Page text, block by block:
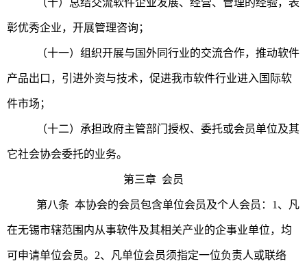
（十）总结交流软件企业发展、经营、管理的经验，表
彰优秀企业，开展管理咨询；
（十一）组织开展与国外同行业的交流合作，推动软件
产品出口，引进外资与技术，促进我市软件行业进入国际软
件市场；
（十二）承担政府主管部门授权、委托或会员单位及其
它社会协会委托的业务。
第三章 会员
第八条 本协会的会员包含单位会员及个人会员：1、凡
在无锡市辖范围内从事软件及其相关产业的企事业单位，均
可申请单位会员。2、凡单位会员须指定一位负责人或联络